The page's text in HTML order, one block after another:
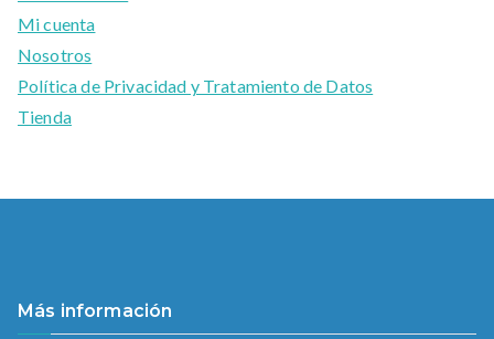
Mi cuenta
Nosotros
Política de Privacidad y Tratamiento de Datos
Tienda
Más información